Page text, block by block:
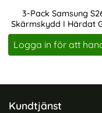
3-Pack Samsung
Skärmskydd I Härdat
Art. nr 247129
Logga in för att
Sidfot
Kundtjänst